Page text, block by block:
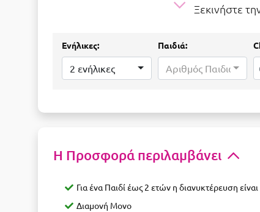
Ξεκινήστε
Ενήλικες:
2 ενήλικες
Παιδιά:
Αριθμός Παιδιών...
Η Προσφορά περιλαμβάνει
Για ένα Παιδί έως 2 ετών η διανυκτέρευση
Διαμονή Μονο